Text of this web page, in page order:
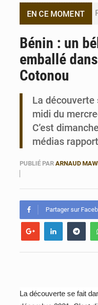
EN CE MOMENT
Bénin : un
emballé
Cotonou
La découverte
midi du
C’est
médias
PUBLIÉ PAR ARNAUD
Partager sur
La découverte se fait